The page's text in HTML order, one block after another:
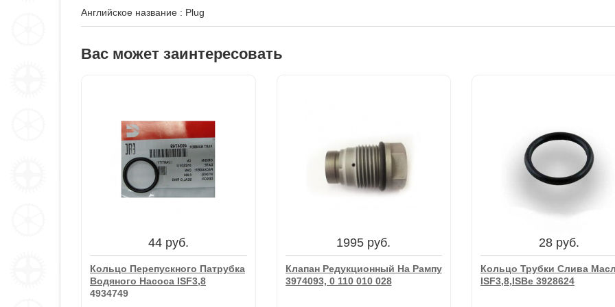
Английское название : Plug
Вас может заинтересовать
44 руб.
Кольцо Перепускного Патрубка
Водяного Насоса ISF3,8
4934749
1995 руб.
Клапан Редукционный На Рампу
3974093, 0 110 010 028
28 руб.
Кольцо Трубки Слива
ISF3,8,ISBe 3928624